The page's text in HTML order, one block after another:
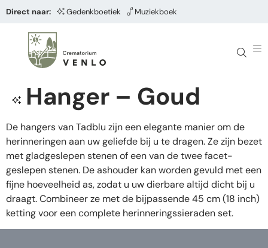
Direct naar: Gedenkboetiek Muziekboek
Hanger – Goud
De hangers van Tadblu zijn een elegante manier om de
herinneringen aan uw geliefde bij u te dragen. Ze zijn bezet
met gladgeslepen stenen of een van de twee facet-
geslepen stenen. De ashouder kan worden gevuld met een
fijne hoeveelheid as, zodat u uw dierbare altijd dicht bij u
draagt. Combineer ze met de bijpassende 45 cm (18 inch)
ketting voor een complete herinneringssieraden set.